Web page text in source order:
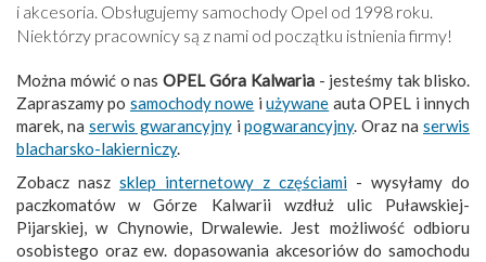
i akcesoria. Obsługujemy samochody Opel od 1998 roku.
Niektórzy pracownicy są z nami od początku istnienia firmy!
Można mówić o nasOPEL Góra Kalwaria- jesteśmy tak blisko.
Zapraszamy po samochody nowe iużywane auta OPEL i innych
marek, na serwis gwarancyjnyipogwarancyjny. Oraz na serwis
blacharsko-lakierniczy.
Zobacz nasz sklep internetowy z częściami - wysyłamy do
paczkomatów w Górze Kalwarii wzdłuż ulic Puławskiej-
Pijarskiej, w Chynowie, Drwalewie. Jest możliwość odbioru
osobistego oraz ew. dopasowania akcesoriów do samochodu